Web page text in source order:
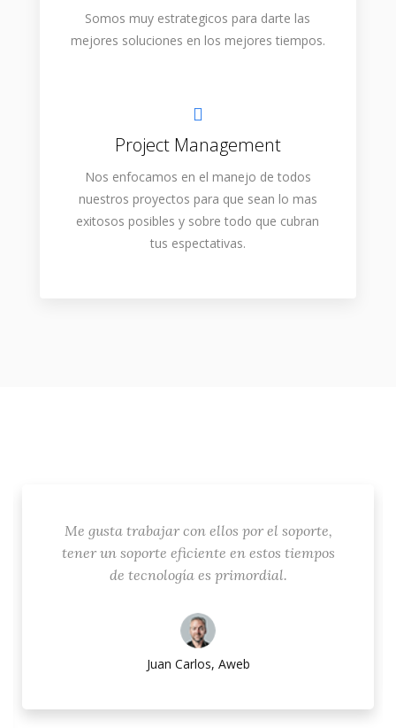
Somos muy estrategicos para darte las
mejores soluciones en los mejores tiempos.
Project Management
Nos enfocamos en el manejo de todos
nuestros proyectos para que sean lo mas
exitosos posibles y sobre todo que cubran
tus espectativas.
Me gusta trabajar con ellos por el soporte,
tener un soporte eficiente en estos tiempos
de tecnología es primordial.
Juan Carlos, Aweb